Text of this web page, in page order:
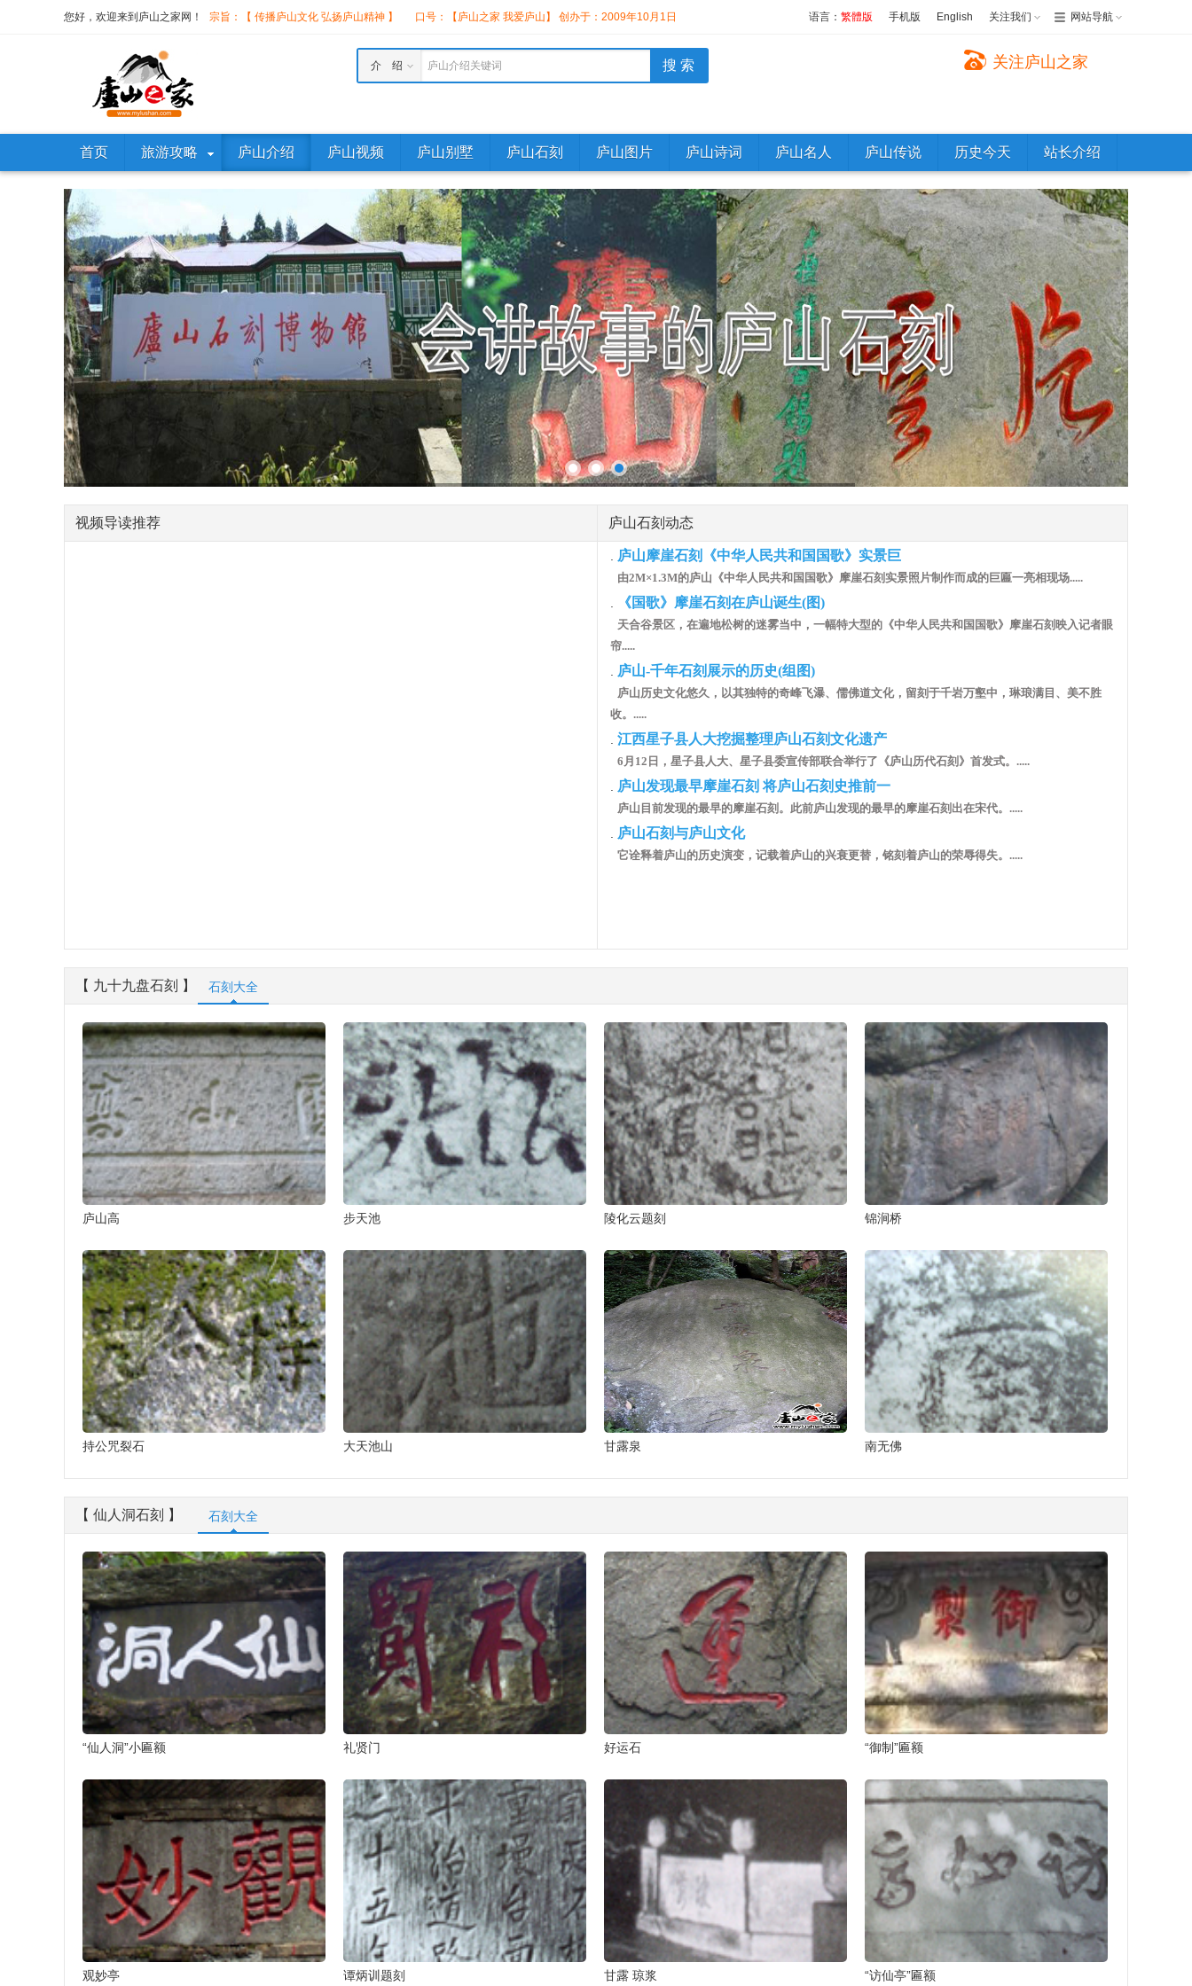
您好，欢迎来到庐山之家网！ 宗旨：【 传播庐山文化 弘扬庐山精神 】 口号：【庐山之家 我爱庐山】 创办于：2009年10月1日 语言： 繁體版 手机版 English 关注我们 网站导航
庐山介绍关键词
介 绍 关注庐山之家
首页 旅游攻略 庐山介绍 庐山视频 庐山别墅 庐山石刻 庐山图片 庐山诗词 庐山名人 庐山传说 历史今天 站长介绍
视频导读推荐 庐山石刻动态
庐山摩崖石刻《中华人民共和国国歌》实景巨
由2M×1.3M的庐山《中华人民共和国国歌》摩崖石刻实景照片制作而成的巨匾一亮相现场.....
《国歌》摩崖石刻在庐山诞生(图)
天合谷景区，在遍地松树的迷雾当中，一幅特大型的《中华人民共和国国歌》摩崖石刻映入记者眼
帘.....
庐山-千年石刻展示的历史(组图)
庐山历史文化悠久，以其独特的奇峰飞瀑、儒佛道文化，留刻于千岩万壑中，琳琅满目、美不胜
收。.....
江西星子县人大挖掘整理庐山石刻文化遗产
6月12日，星子县人大、星子县委宣传部联合举行了《庐山历代石刻》首发式。.....
庐山发现最早摩崖石刻 将庐山石刻史推前一
庐山目前发现的最早的摩崖石刻。此前庐山发现的最早的摩崖石刻出在宋代。.....
庐山石刻与庐山文化
它诠释着庐山的历史演变，记载着庐山的兴衰更替，铭刻着庐山的荣辱得失。.....
【 九十九盘石刻 】 石刻大全
庐山高 步天池 陵化云题刻 锦涧桥
持公咒裂石 大天池山 甘露泉 南无佛
【 仙人洞石刻 】 石刻大全
“仙人洞”小匾额 礼贤门 好运石 “御制”匾额
观妙亭 谭炳训题刻 甘露 琼浆 “访仙亭”匾额